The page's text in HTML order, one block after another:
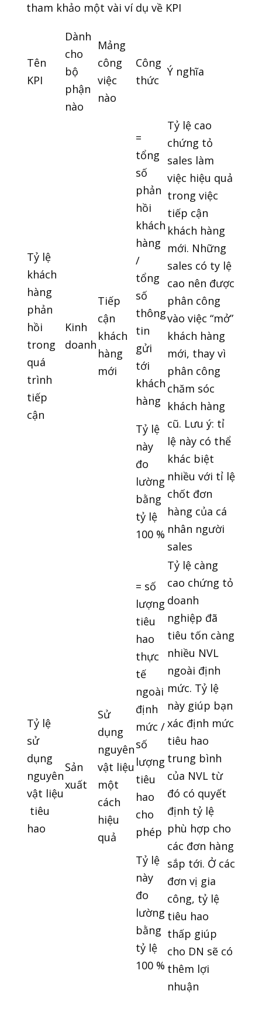
tham khảo một vài ví dụ về KPI
Tên
KPI
Dành
cho
bộ
phận
nào
Mảng
công
việc
nào
Công
thức
Ý nghĩa
Tỷ lệ
khách
hàng
phản
hồi
trong
quá
trình
tiếp
cận
Kinh
doanh
Tiếp
cận
khách
hàng
mới
=
tổng
số
phản
hồi
khách
hàng
/
tổng
số
thông
tin
gửi
tới
khách
hàng
Tỷ lệ
này
đo
lường
bằng
tỷ lệ
100 %
Tỷ lệ cao
chứng tỏ
sales làm
việc hiệu quả
trong việc
tiếp cận
khách hàng
mới. Những
sales có ty lệ
cao nên được
phân công
vào việc “mở”
khách hàng
mới, thay vì
phân công
chăm sóc
khách hàng
cũ. Lưu ý: tỉ
lệ này có thể
khác biệt
nhiều với tỉ lệ
chốt đơn
hàng của cá
nhân người
sales
Tỷ lệ
sử
dụng
nguyên
vật liệu
tiêu
hao
Sản
xuất
Sử
dụng
nguyên
vật liệu
một
cách
hiệu
quả
= số
lượng
tiêu
hao
thực
tế
ngoài
định
mức /
số
lượng
tiêu
hao
cho
phép
Tỷ lệ
này
đo
lường
bằng
tỷ lệ
100 %
Tỷ lệ càng
cao chứng tỏ
doanh
nghiệp đã
tiêu tốn càng
nhiều NVL
ngoài định
mức. Tỷ lệ
này giúp bạn
xác định mức
tiêu hao
trung bình
của NVL từ
đó có quyết
định tỷ lệ
phù hợp cho
các đơn hàng
sắp tới. Ở các
đơn vị gia
công, tỷ lệ
tiêu hao
thấp giúp
cho DN sẽ có
thêm lợi
nhuận